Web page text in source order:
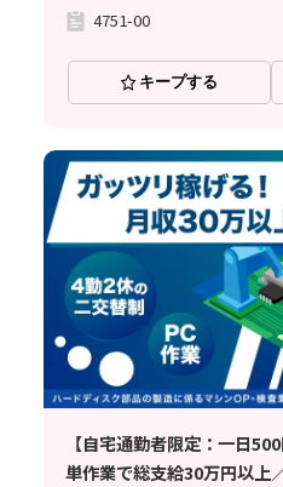
4751-00
キープする
【自宅通勤者限定：一日
単作業で総支給30万円以上